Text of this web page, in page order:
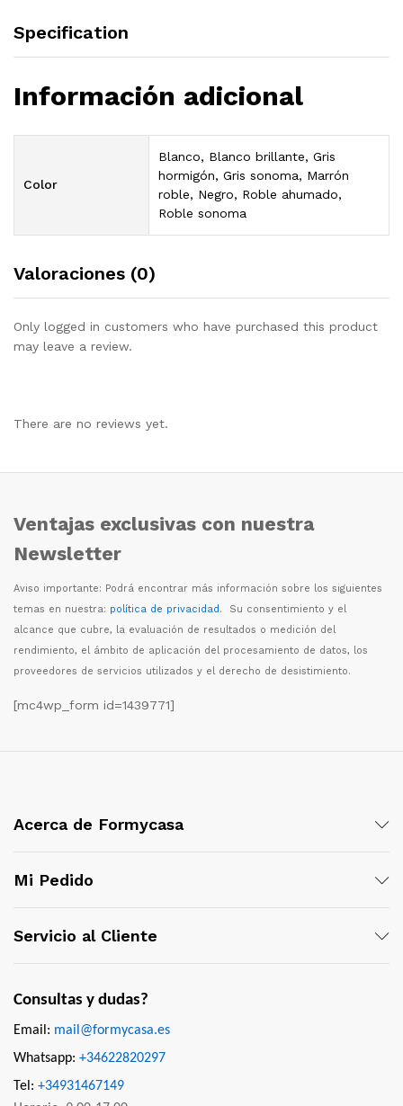
Specification
Información adicional
Color
Blanco, Blanco brillante, Gris
hormigón, Gris sonoma, Marrón
roble, Negro, Roble ahumado,
Roble sonoma
Valoraciones (0)
Only logged in customers who have purchased this product
may leave a review.
There are no reviews yet.
Ventajas exclusivas con nuestra
Newsletter
Aviso importante: Podrá encontrar más información sobre los siguientes
temas en nuestra: política de privacidad. Su consentimiento y el
alcance que cubre, la evaluación de resultados o medición del
rendimiento, el ámbito de aplicación del procesamiento de datos, los
proveedores de servicios utilizados y el derecho de desistimiento.
[mc4wp_form id=1439771]
Acerca de Formycasa
Mi Pedido
Servicio al Cliente
Consultas y dudas?
Email: mail@formycasa.es
Whatsapp: +34622820297
Tel: +34931467149